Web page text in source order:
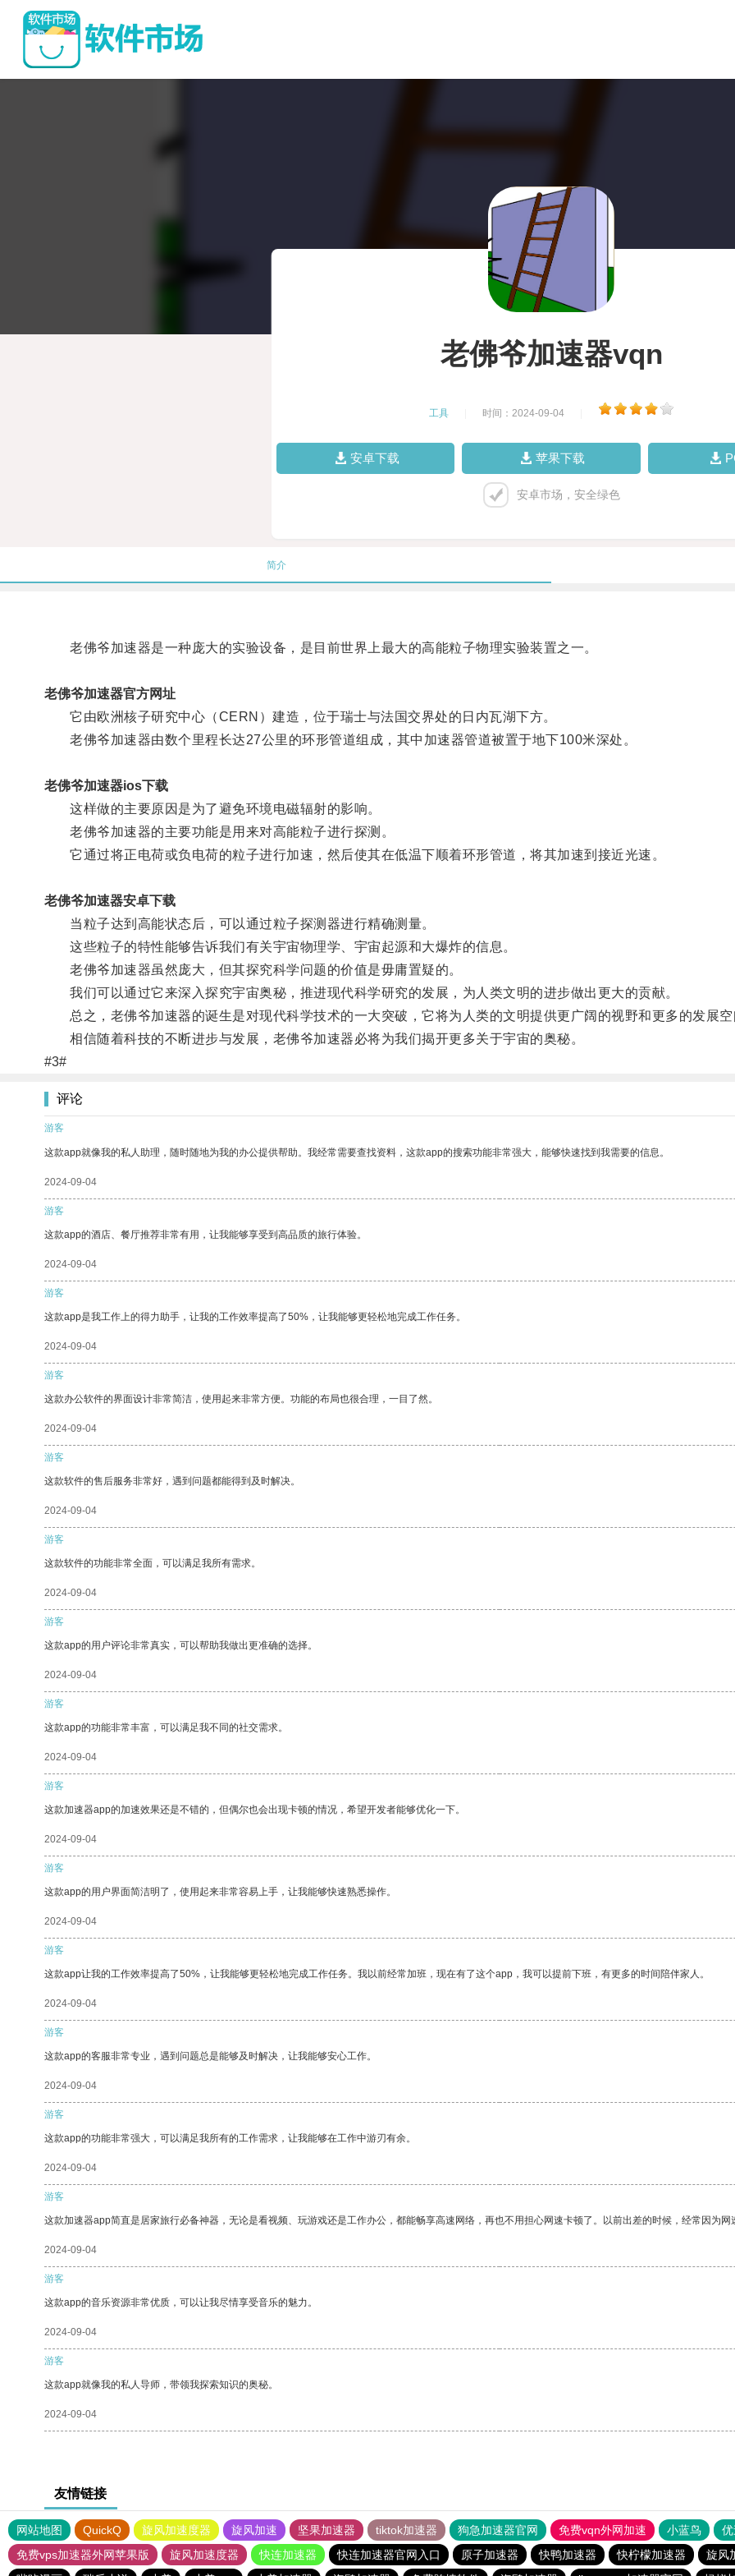
老佛爷加速器vqn
工具 时间：2024-09-04
安卓下载 苹果下载
安卓市场，安全绿色
简介
老佛爷加速器是一种庞大的实验设备，是目前世界上最大的高能粒子物理实验装置之一。
老佛爷加速器官方网址
它由欧洲核子研究中心（CERN）建造，位于瑞士与法国交界处的日内瓦湖下方。
老佛爷加速器由数个里程长达27公里的环形管道组成，其中加速器管道被置于地下100米深处。
老佛爷加速器ios下载
这样做的主要原因是为了避免环境电磁辐射的影响。
老佛爷加速器的主要功能是用来对高能粒子进行探测。
它通过将正电荷或负电荷的粒子进行加速，然后使其在低温下顺着环形管道，将其加速到接近光速。
老佛爷加速器安卓下载
当粒子达到高能状态后，可以通过粒子探测器进行精确测量。
这些粒子的特性能够告诉我们有关宇宙物理学、宇宙起源和大爆炸的信息。
老佛爷加速器虽然庞大，但其探究科学问题的价值是毋庸置疑的。
我们可以通过它来深入探究宇宙奥秘，推进现代科学研究的发展，为人类文明的进步做出更大的贡献。
总之，老佛爷加速器的诞生是对现代科学技术的一大突破，它将为人类的文明提供更广阔的视野和更多的发展
相信随着科技的不断进步与发展，老佛爷加速器必将为我们揭开更多关于宇宙的奥秘。
#3#
评论
游客
这款app就像我的私人助理，随时随地为我的办公提供帮助。我经常需要查找资料，这款app的搜索功能非常强大，能够快速找到我需要的信息。
2024-09-04
游客
这款app的酒店、餐厅推荐非常有用，让我能够享受到高品质的旅行体验。
2024-09-04
游客
这款app是我工作上的得力助手，让我的工作效率提高了50%，让我能够更轻松地完成工作任务。
2024-09-04
游客
这款办公软件的界面设计非常简洁，使用起来非常方便。功能的布局也很合理，一目了然。
2024-09-04
游客
这款软件的售后服务非常好，遇到问题都能得到及时解决。
2024-09-04
游客
这款软件的功能非常全面，可以满足我所有需求。
2024-09-04
游客
这款app的用户评论非常真实，可以帮助我做出更准确的选择。
2024-09-04
游客
这款app的功能非常丰富，可以满足我不同的社交需求。
2024-09-04
游客
这款加速器app的加速效果还是不错的，但偶尔也会出现卡顿的情况，希望开发者能够优化一下。
2024-09-04
游客
这款app的用户界面简洁明了，使用起来非常容易上手，让我能够快速熟悉操作。
2024-09-04
游客
这款app让我的工作效率提高了50%，让我能够更轻松地完成工作任务。我以前经常加班，现在有了这个app，我可以提前下班，有更多的时间陪伴家人。
2024-09-04
游客
这款app的客服非常专业，遇到问题总是能够及时解决，让我能够安心工作。
2024-09-04
游客
这款app的功能非常强大，可以满足我所有的工作需求，让我能够在工作中游刃有余。
2024-09-04
游客
这款加速器app简直是居家旅行必备神器，无论是看视频、玩游戏还是工作办公，都能畅享高速网络，再也不用担心网速卡顿了。以前出差的时候，经常因为
2024-09-04
游客
这款app的音乐资源非常优质，可以让我尽情享受音乐的魅力。
2024-09-04
游客
这款app就像我的私人导师，带领我探索知识的奥秘。
2024-09-04
友情链接
网站地图 QuickQ 旋风加速度器 旋风加速 坚果加速器 tiktok加速器 狗急加速器官网 免费vqn外网加速 小蓝鸟
免费vps加速器外网苹果版
旋风加速度器 快连加速器 快连加速器官网入口 原子加速器 快鸭加速器 快柠檬加速器
旋风